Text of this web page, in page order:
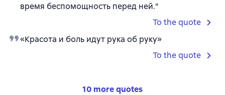
время беспомощность перед ней."
To the quote
«Красота и боль идут рука об руку»
To the quote
10 more quotes